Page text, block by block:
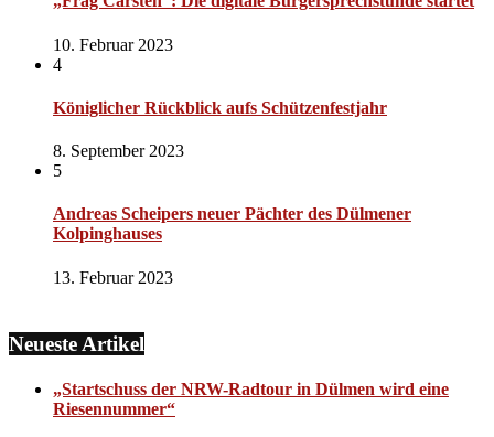
10. Februar 2023
4
Königlicher Rückblick aufs Schützenfestjahr
8. September 2023
5
Andreas Scheipers neuer Pächter des Dülmener
Kolpinghauses
13. Februar 2023
Neueste Artikel
„Startschuss der NRW-Radtour in Dülmen wird eine
Riesennummer“